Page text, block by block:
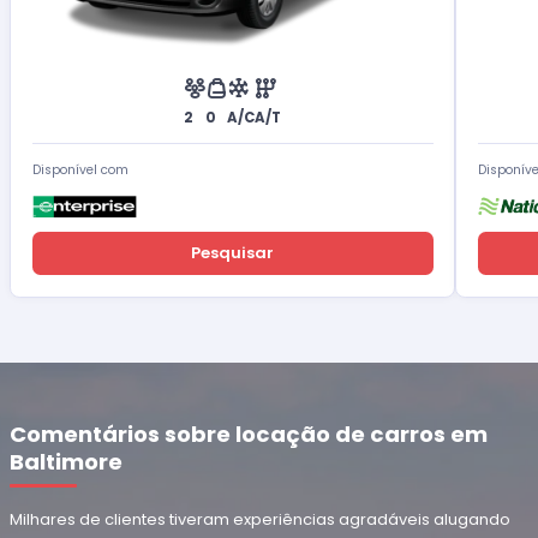
2 0 A/CA/T
Disponível com
Pesquisar
Comentários sobre locação de carros em
Baltimore
Milhares de clientes tiveram experiências agradáveis ​​alugando